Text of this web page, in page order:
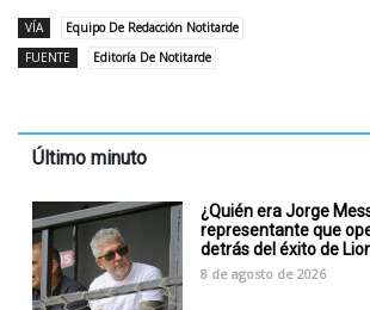
VÍA
Equipo De Redacción Notitarde
FUENTE
Editoría De Notitarde
Último minuto
¿Quién era Jorge
representante que
detrás del éxito de
8 de agosto de 2026